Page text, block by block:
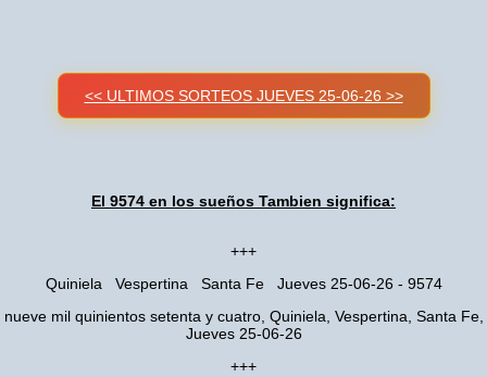
<< ULTIMOS SORTEOS JUEVES 25-06-26 >>
El 9574 en los sueños Tambien significa:
+++
Quiniela Vespertina Santa Fe Jueves 25-06-26 - 9574
nueve mil quinientos setenta y cuatro, Quiniela, Vespertina, Santa Fe,
Jueves 25-06-26
+++